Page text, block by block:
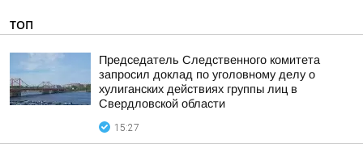
ТОП
Председатель Следственного комитета
запросил доклад по уголовному делу о
хулиганских действиях группы лиц в
Свердловской области
15:27